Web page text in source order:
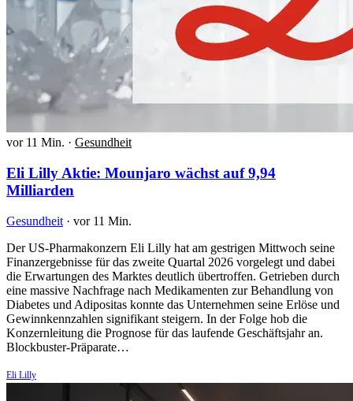
vor 11 Min. · Gesundheit
Eli Lilly Aktie: Mounjaro wächst auf 9,94
Milliarden
Gesundheit · vor 11 Min.
Der US-Pharmakonzern Eli Lilly hat am gestrigen Mittwoch seine
Finanzergebnisse für das zweite Quartal 2026 vorgelegt und dabei
die Erwartungen des Marktes deutlich übertroffen. Getrieben durch
eine massive Nachfrage nach Medikamenten zur Behandlung von
Diabetes und Adipositas konnte das Unternehmen seine Erlöse und
Gewinnkennzahlen signifikant steigern. In der Folge hob die
Konzernleitung die Prognose für das laufende Geschäftsjahr an.
Blockbuster-Präparate…
Eli Lilly